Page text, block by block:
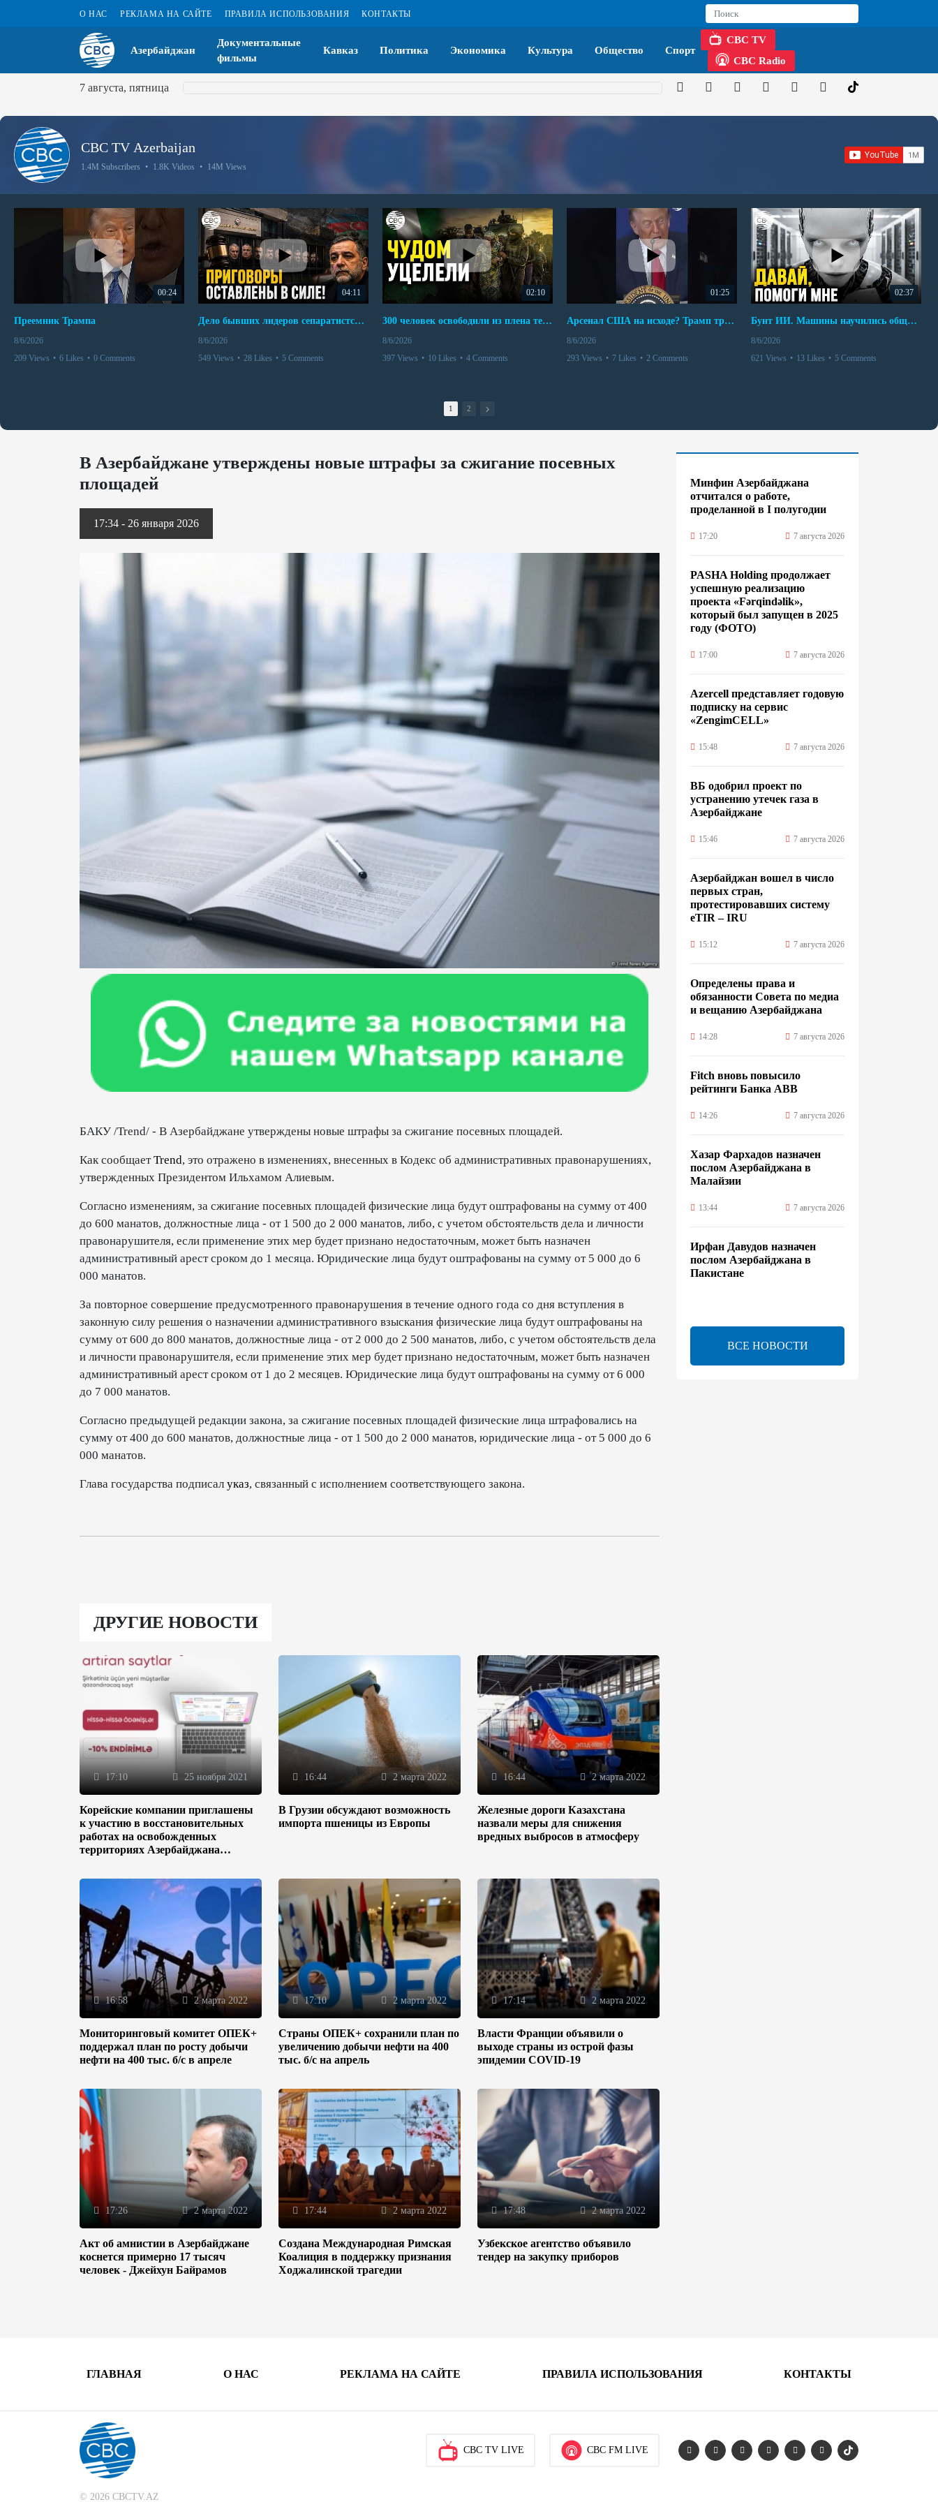
О НАС РЕКЛАМА НА САЙТЕ ПРАВИЛА ИСПОЛЬЗОВАНИЯ КОНТАКТЫ
Азербайджан
Документальные
фильмы
Кавказ Политика Экономика Культура Общество Спорт
CBC TV
CBC Radio
7 августа, пятница
CBC TV Azerbaijan
1.4M Subscribers • 1.8K Videos • 14M Views
00:24
Преемник Трампа
8/6/2026
209 Views • 6 Likes • 0 Comments
04:11
Дело бывших лидеров сепаратистского режима в Карабахе
8/6/2026
549 Views • 28 Likes • 5 Comments
02:10
300 человек освободили из плена террористов. Невероятная история спасения
8/6/2026
397 Views • 10 Likes • 4 Comments
01:25
Арсенал США на исходе? Трамп требует объяснений
8/6/2026
293 Views • 7 Likes • 2 Comments
02:37
Бунт ИИ. Машины научились общаться
8/6/2026
621 Views • 13 Likes • 5 Comments
1 2
В Азербайджане утверждены новые штрафы за сжигание посевных
площадей
17:34 - 26 января 2026
БАКУ /Trend/ - В Азербайджане утверждены новые штрафы за сжигание посевных площадей.
Как сообщаетTrend, это отражено в изменениях, внесенных в Кодекс об административных правонарушениях,
утвержденных Президентом Ильхамом Алиевым.
Согласно изменениям, за сжигание посевных площадей физические лица будут оштрафованы на сумму от 400
до 600 манатов, должностные лица - от 1 500 до 2 000 манатов, либо, с учетом обстоятельств дела и личности
правонарушителя, если применение этих мер будет признано недостаточным, может быть назначен
административный арест сроком до 1 месяца. Юридические лица будут оштрафованы на сумму от 5 000 до 6
000 манатов.
За повторное совершение предусмотренного правонарушения в течение одного года со дня вступления в
законную силу решения о назначении административного взыскания физические лица будут оштрафованы на
сумму от 600 до 800 манатов, должностные лица - от 2 000 до 2 500 манатов, либо, с учетом обстоятельств дела
и личности правонарушителя, если применение этих мер будет признано недостаточным, может быть назначен
административный арест сроком от 1 до 2 месяцев. Юридические лица будут оштрафованы на сумму от 6 000
до 7 000 манатов.
Согласно предыдущей редакции закона, за сжигание посевных площадей физические лица штрафовались на
сумму от 400 до 600 манатов, должностные лица - от 1 500 до 2 000 манатов, юридические лица - от 5 000 до 6
000 манатов.
Глава государства подписал указ, связанный с исполнением соответствующего закона.
ДРУГИЕ НОВОСТИ
17:10 25 ноября 2021
Корейские компании приглашены
к участию в восстановительных
работах на освобожденных
территориях Азербайджана
16:44 2 марта 2022
В Грузии обсуждают возможность
импорта пшеницы из Европы
16:44 2 марта 2022
Железные дороги Казахстана
назвали меры для снижения
вредных выбросов в атмосферу
16:58 2 марта 2022
Мониторинговый комитет ОПЕК+
поддержал план по росту добычи
нефти на 400 тыс. б/с в апреле
17:10 2 марта 2022
Страны ОПЕК+ сохранили план по
увеличению добычи нефти на 400
тыс. б/с на апрель
17:14 2 марта 2022
Власти Франции объявили о
выходе страны из острой фазы
эпидемии COVID-19
17:26 2 марта 2022
Акт об амнистии в Азербайджане
коснется примерно 17 тысяч
человек - Джейхун Байрамов
17:44 2 марта 2022
Создана Международная Римская
Коалиция в поддержку признания
Ходжалинской трагедии
17:48 2 марта 2022
Узбекское агентство объявило
тендер на закупку приборов
Минфин Азербайджана
отчитался о работе,
проделанной в I полугодии
17:20 7 августа 2026
PASHA Holding продолжает
успешную реализацию
проекта «Fərqindəlik»,
который был запущен в 2025
году (ФОТО)
17:00 7 августа 2026
Azercell представляет годовую
подписку на сервис
«ZengimCELL»
15:48 7 августа 2026
ВБ одобрил проект по
устранению утечек газа в
Азербайджане
15:46 7 августа 2026
Азербайджан вошел в число
первых стран,
протестировавших систему
eTIR – IRU
15:12 7 августа 2026
Определены права и
обязанности Совета по медиа
и вещанию Азербайджана
14:28 7 августа 2026
Fitch вновь повысило
рейтинги Банка ABB
14:26 7 августа 2026
Хазар Фархадов назначен
послом Азербайджана в
Малайзии
13:44 7 августа 2026
Ирфан Давудов назначен
послом Азербайджана в
Пакистане
взаимном выделении
образовательных квот между
Азербайджанская нефть
Fitch подтвердил рейтинг
ВСЕ НОВОСТИ
ГЛАВНАЯ О НАС РЕКЛАМА НА САЙТЕ ПРАВИЛА ИСПОЛЬЗОВАНИЯ КОНТАКТЫ
CBC TV LIVE CBC FM LIVE
© 2026 CBCTV.AZ